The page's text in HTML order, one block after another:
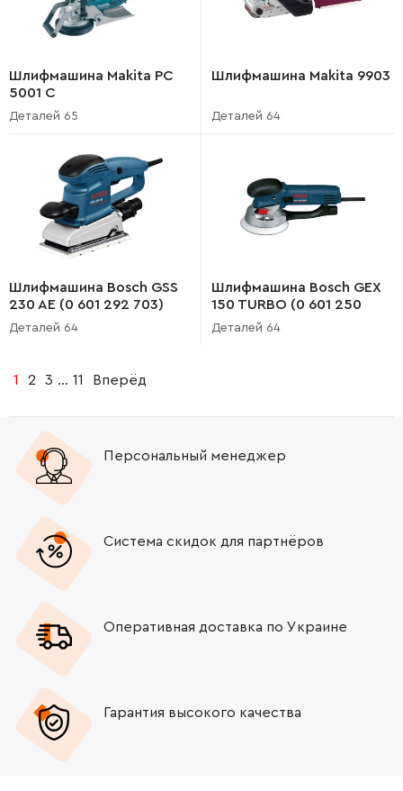
Шлифмашина Makita PC
5001 C
Деталей 65
Шлифмашина Makita 9903
Деталей 64
Шлифмашина Bosch GSS
230 AE (0 601 292 703)
Деталей 64
Шлифмашина Bosch GEX
150 TURBO (0 601 250
703)
Деталей 64
1 2 3 ... 11 Вперёд
Персональный менеджер
Система скидок для партнёров
Оперативная доставка по Украине
Гарантия высокого качества